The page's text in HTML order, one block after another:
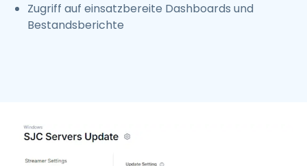
Zugriff auf einsatzbereite Dashboards und
Bestandsberichte